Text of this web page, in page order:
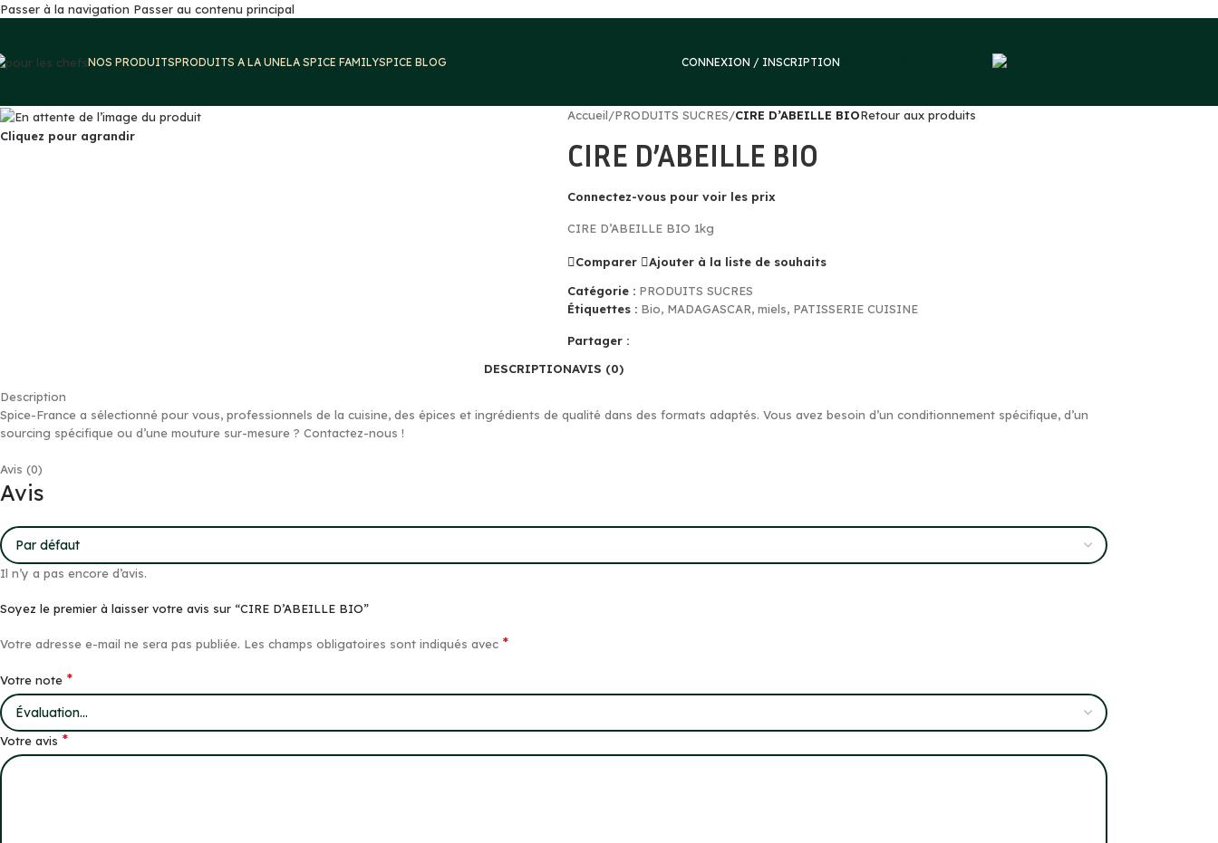
Passer à la navigation Passer au contenu principal
NOS PRODUITSPRODUITS A LA UNELA SPICE FAMILYSPICE BLOG CONNEXION / INSCRIPTION
Cliquez pour agrandir
Accueil/PRODUITS SUCRES/CIRE D’ABEILLE BIORetour aux produits
CIRE D’ABEILLE BIO
Connectez-vous pour voir les prix
CIRE D’ABEILLE BIO 1kg
Comparer Ajouter à la liste de souhaits
Catégorie : PRODUITS SUCRES
Étiquettes : Bio, MADAGASCAR, miels, PATISSERIE CUISINE
Partager :
DESCRIPTIONAVIS (0)
Description
Spice-France a sélectionné pour vous, professionnels de la cuisine, des épices et ingrédients de qualité dans des formats adaptés. Vous avez besoin d’un conditionnement spécifique, d’un
sourcing spécifique ou d’une mouture sur-mesure ? Contactez-nous !
Avis (0)
Avis
Il n’y a pas encore d’avis.
Soyez le premier à laisser votre avis sur “CIRE D’ABEILLE BIO”
Votre adresse e-mail ne sera pas publiée. Les champs obligatoires sont indiqués avec *
Votre note *
Votre avis *